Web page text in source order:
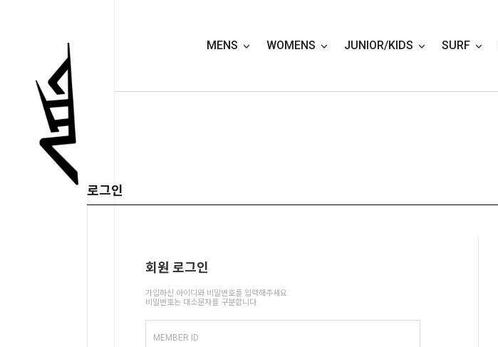
MENS WOMENS JUNIOR/KIDS SURF
로그인
회원 로그인
가입하신 아이디와 비밀번호를 입력해주세요.
비밀번호는 대소문자를 구분합니다.
MEMBER ID